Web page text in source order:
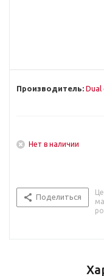
Производитель: Dual
Нет в наличии
Поделиться